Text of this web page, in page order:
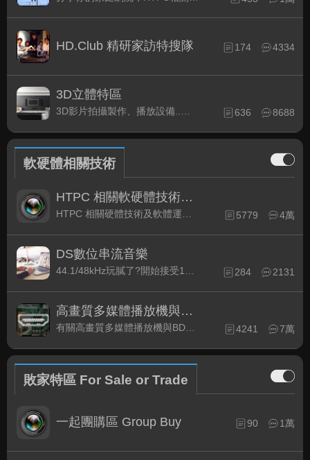
HD.Club 精研家訪特搜隊 174 4334
3D立體特區
3D影片拍攝製作、播放設備..等相關討論 636 8688
軟硬體相關技術
HTPC 相關軟硬體技術及運用
5779 4萬
DS數位串流音樂
284 2131
高畫質多媒體播放機與BD討論區
有關高畫質多媒體播放機與BD相關討論區 4241 7萬
敗家特區 For Sale or Trade
一起團購區 Group Buy 90 1萬